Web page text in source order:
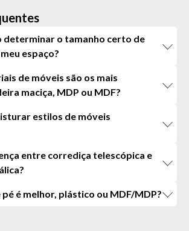
determinar o tamanho certo de
espaço?
de móveis são os mais
maciça, MDP ou MDF?
estilos de móveis
entre corrediça telescópica e
é melhor, plástico ou MDF/MDP?